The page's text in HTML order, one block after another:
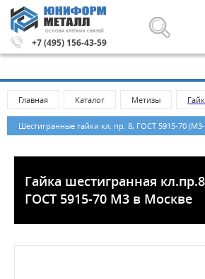
ОСНОВА КРЕПКИХ СВЯЗЕЙ
+7 (495) 156-43-59
Метизы и крепежные изделия
Главная Каталог Метизы
Шестигранные гайки кл. пр. 8, ГОСТ 5915-70
Гайка шестигранная кл.пр.8
ГОСТ 5915-70 М3 в Москве